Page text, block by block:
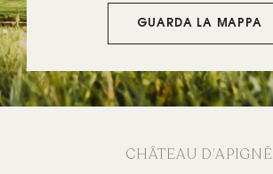
GUARDA LA MAPPA
CHÂTEAU D’APIGNÉ